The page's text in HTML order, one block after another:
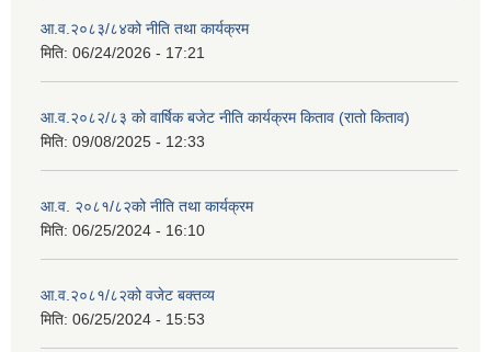
आ.व.२०८३/८४को नीति तथा कार्यक्रम
मिति: 06/24/2026 - 17:21
आ.व.२०८२/८३ को वार्षिक बजेट नीति कार्यक्रम किताव (रातो किताव)
मिति: 09/08/2025 - 12:33
आ.व. २०८१/८२को नीति तथा कार्यक्रम
मिति: 06/25/2024 - 16:10
आ.व.२०८१/८२को वजेट बक्तव्य
मिति: 06/25/2024 - 15:53